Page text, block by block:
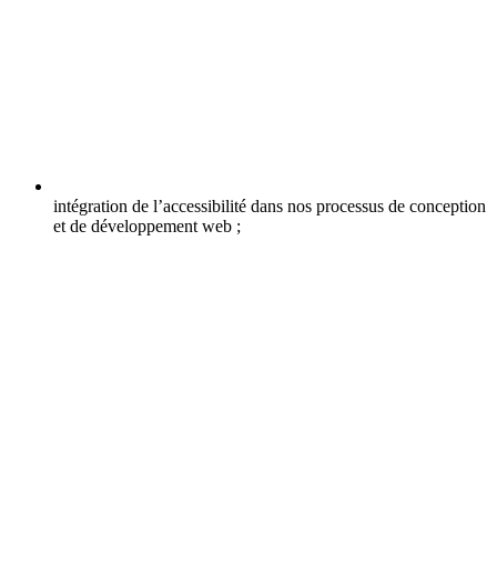
intégration de l’accessibilité dans nos processus de conception
et de développement web ;